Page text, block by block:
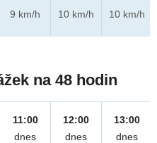
9 km/h
10 km/h
10 km/h
na 48 hodin
11:00
dnes
12:00
dnes
13:00
dnes